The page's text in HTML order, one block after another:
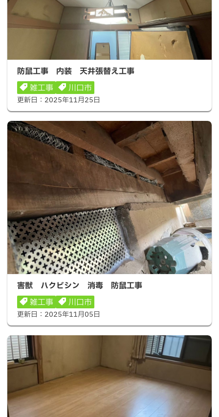
防鼠工事 内装 天井張替え工事
防鼠工事 内装 天井張替え工事
雑工事
川口市
更新日： 2025年11月25日
害獣 ハクビシン 消毒 防鼠工事
害獣 ハクビシン 消毒 防鼠工事
雑工事
川口市
更新日： 2025年11月05日